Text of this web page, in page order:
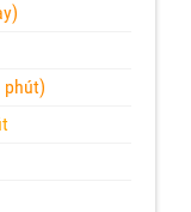
phút)